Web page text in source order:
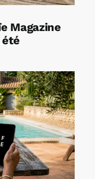
Magazine